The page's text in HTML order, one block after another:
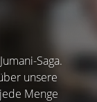
Saga.
unsere
Menge